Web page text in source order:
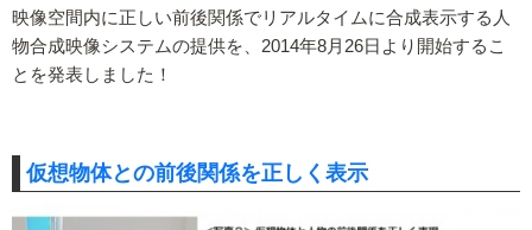
映像空間内に正しい前後関係でリアルタイムに合成表示する人
物合成映像システムの提供を、2014年8月26日より開始するこ
とを発表しました！
仮想物体との前後関係を正しく表示